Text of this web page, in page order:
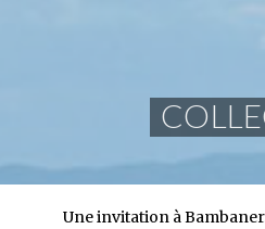
Une invitation à